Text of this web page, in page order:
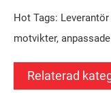
Hot Tags:
motvikter,
Relaterad